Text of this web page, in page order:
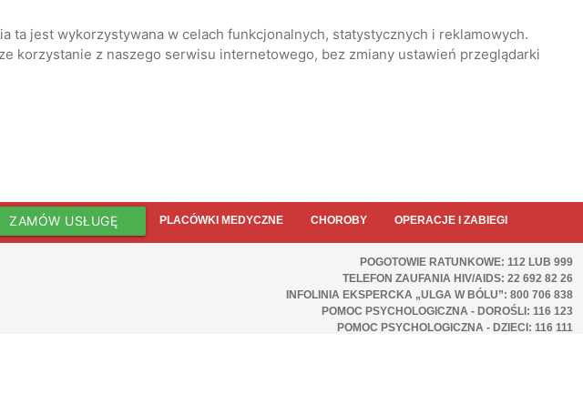
jest wykorzystywana w celach funkcjonalnych, statystycznych i reklamowych.
korzystanie z naszego serwisu internetowego, bez zmiany ustawień przeglądarki
ZAMÓW USŁUGĘ PLACÓWKI MEDYCZNE CHOROBY OPERACJE I ZABIEGI
POGOTOWIE RATUNKOWE: 112 LUB 999
TELEFON ZAUFANIA HIV/AIDS: 22 692 82 26
INFOLINIA EKSPERCKA „ULGA W BÓLU”: 800 706 838
POMOC PSYCHOLOGICZNA - DOROŚLI: 116 123
POMOC PSYCHOLOGICZNA - DZIECI: 116 111